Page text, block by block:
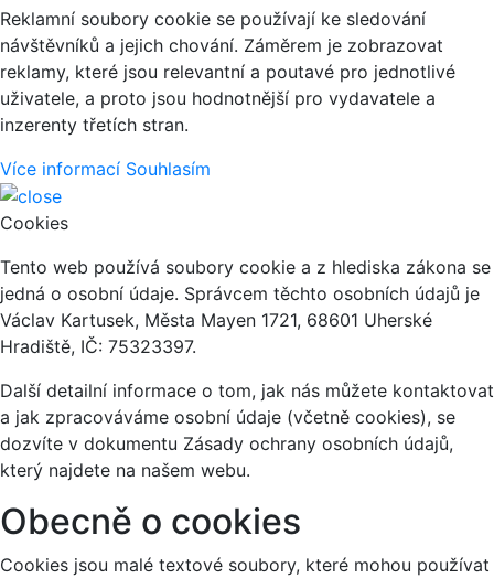
Reklamní soubory cookie se používají ke sledování
návštěvníků a jejich chování. Záměrem je zobrazovat
reklamy, které jsou relevantní a poutavé pro jednotlivé
uživatele, a proto jsou hodnotnější pro vydavatele a
inzerenty třetích stran.
Více informací Souhlasím
Cookies
Tento web používá soubory cookie a z hlediska zákona se
jedná o osobní údaje. Správcem těchto osobních údajů je
Václav Kartusek, Města Mayen 1721, 68601 Uherské
Hradiště, IČ: 75323397.
Další detailní informace o tom, jak nás můžete kontaktovat
a jak zpracováváme osobní údaje (včetně cookies), se
dozvíte v dokumentu Zásady ochrany osobních údajů,
který najdete na našem webu.
Obecně o cookies
Cookies jsou malé textové soubory, které mohou používat